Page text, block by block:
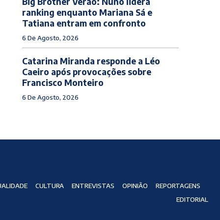
ranking enquanto Mariana Sá e
Tatiana entram em confronto
6 De Agosto, 2026
Catarina Miranda responde a Léo
Caeiro após provocações sobre
Francisco Monteiro
6 De Agosto, 2026
CULTURA ENTREVISTAS OPINIÃO
REPORTAGENS
EDITORIAL